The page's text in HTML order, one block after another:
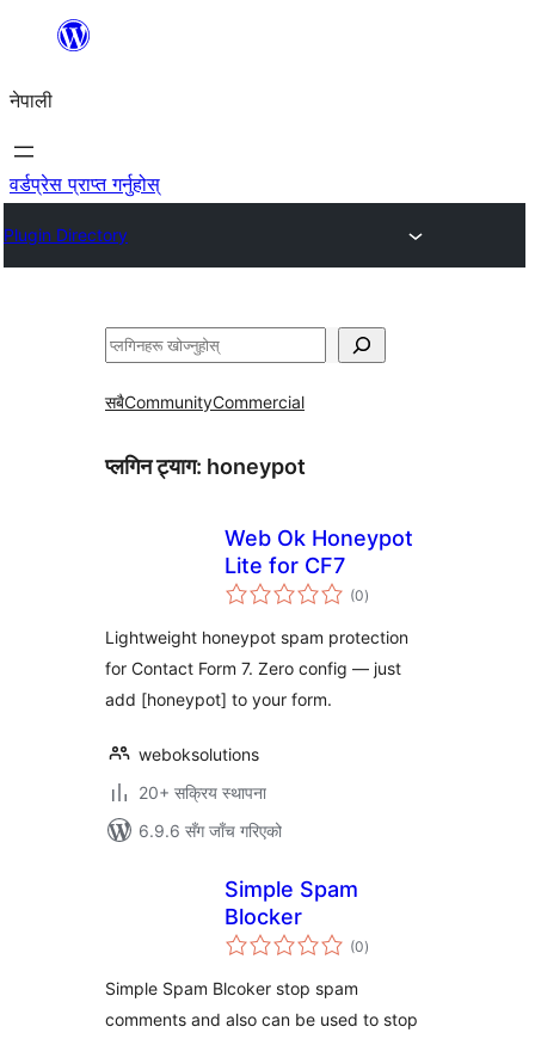
सामग्रीमा
नेपाली
वर्डप्रेस प्राप्त गर्नुहोस्
Plugin Directory
खोज्नुहोस्
सबैCommunityCommercial
प्लगिन ट्याग: honeypot
Web Ok Honeypot
Lite for CF7
(0कुल
रेटिङ्गहरू
)
Lightweight honeypot spam protection
for Contact Form 7. Zero config — just
add [honeypot] to your form.
weboksolutions
20+ सक्रिय स्थापना
6.9.6 सँग जाँच गरिएको
Simple Spam
Blocker
(0कुल
रेटिङ्गहरू
)
Simple Spam Blcoker stop spam
comments and also can be used to stop